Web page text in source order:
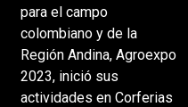
para el campo
colombiano y de la
Región Andina, Agroexpo
2023, inició sus
actividades en Corferias